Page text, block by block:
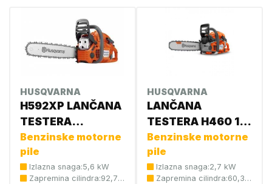
HUSQVARNA
H592XP LANČANA
TESTERA
970493120
Benzinske motorne
pile
Izlazna snaga:5,6 kW
Zapremina cilindra:92,7
HUSQVARNA
LANČANA
TESTERA H460 18
970550018
970614018
Benzinske motorne
pile
Izlazna snaga:2,7 kW
Zapremina cilindra:60,3